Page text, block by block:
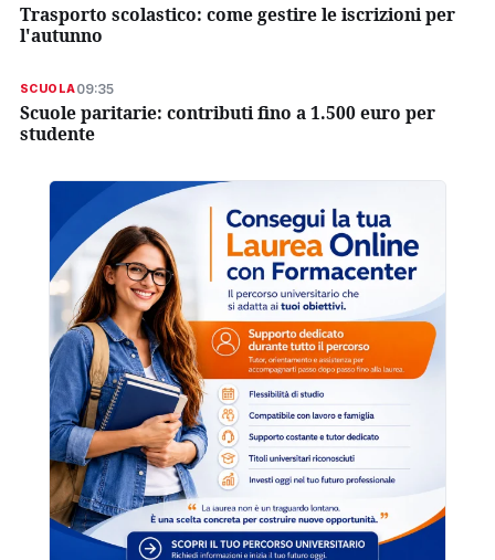
Trasporto scolastico: come gestire le iscrizioni per
l'autunno
SCUOLA09:35
Scuole paritarie: contributi fino a 1.500 euro per
studente